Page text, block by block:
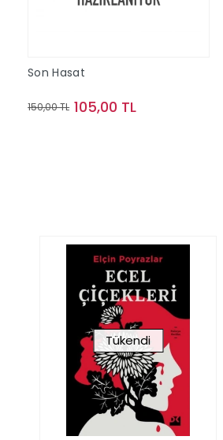
Son Hasat
150,00 TL 105,00 TL
Tükendi